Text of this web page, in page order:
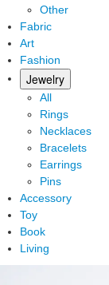
Other
Fabric
Art
Fashion
Jewelry
All
Rings
Necklaces
Bracelets
Earrings
Pins
Accessory
Toy
Book
Living